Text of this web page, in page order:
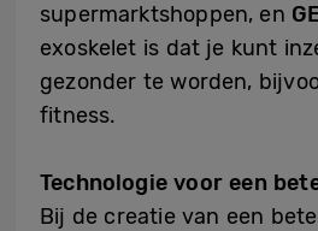
supermarktshoppen, en
exoskelet is dat je kunt
gezonder te worden,
fitness.
Technologie voor een
Bij de creatie van een